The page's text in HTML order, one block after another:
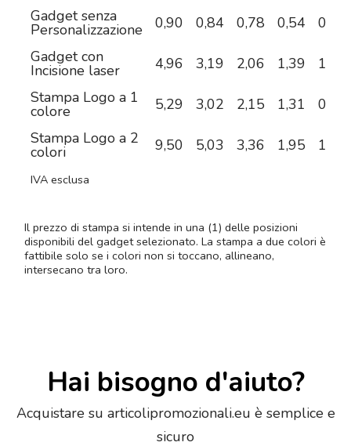
Gadget senza
Personalizzazione 0,90 0,84 0,78 0,54
0,50
Gadget con
Incisione laser 4,96 3,19 2,06 1,39
1,07
Stampa Logo a 1
colore 5,29 3,02 2,15 1,31
0,95
Stampa Logo a 2
colori 9,50 5,03 3,36 1,95 1,28
IVA esclusa
Il prezzo di stampa si intende in una (1) delle posizioni
disponibili del gadget selezionato. La stampa a due colori è
fattibile solo se i colori non si toccano, allineano,
intersecano tra loro.
Hai bisogno d'aiuto?
Acquistare su articolipromozionali.eu è semplice e
sicuro